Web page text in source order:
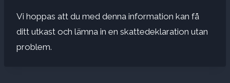
Vi hoppas att du med denna information kan få
ditt utkast och lämna in en skattedeklaration utan
problem.